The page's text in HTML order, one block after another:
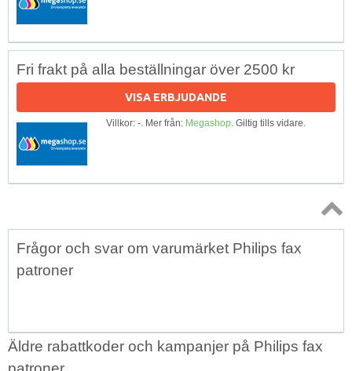
Fri frakt på alla beställningar över 2500 kr
VISA ERBJUDANDE
Villkor: -. Mer från: Megashop. Giltig tills vidare.
Topp
Frågor och svar om varumärket Philips fax
patroner
Äldre rabattkoder och kampanjer på Philips fax